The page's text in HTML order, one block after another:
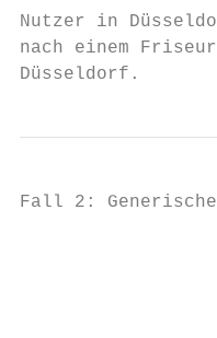
Nutzer in
nach einem
Düsseldorf.
Fall 2: Generische